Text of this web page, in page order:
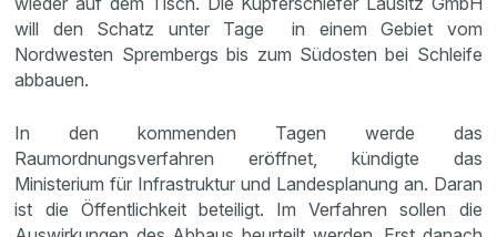
will den Schatz unter Tage in einem Gebiet vom
Nordwesten Sprembergs bis zum Südosten bei Schleife
abbauen.
In den kommenden Tagen werde das
Raumordnungsverfahren eröffnet, kündigte das
Ministerium für Infrastruktur und Landesplanung an. Daran
ist die Öffentlichkeit beteiligt. Im Verfahren sollen die